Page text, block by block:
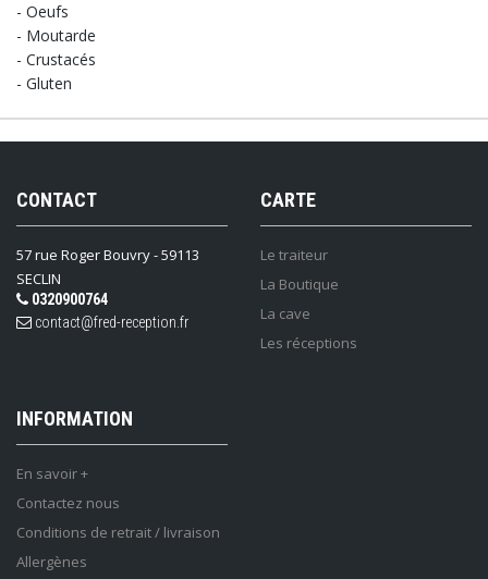
- Oeufs
- Moutarde
- Crustacés
- Gluten
CONTACT
57 rue Roger Bouvry - 59113
SECLIN
0320900764
contact@fred-reception.fr
CARTE
Le traiteur
La Boutique
La cave
Les réceptions
INFORMATION
En savoir +
Contactez nous
Conditions de retrait / livraison
Allergènes